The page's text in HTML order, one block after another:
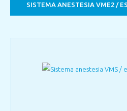
SISTEMA ANESTESIA VME2 /